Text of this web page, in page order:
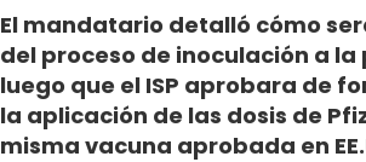
El mandatario detalló cómo
del proceso de inoculación a la
luego que el ISP aprobara de
la aplicación de las dosis de
misma vacuna aprobada en